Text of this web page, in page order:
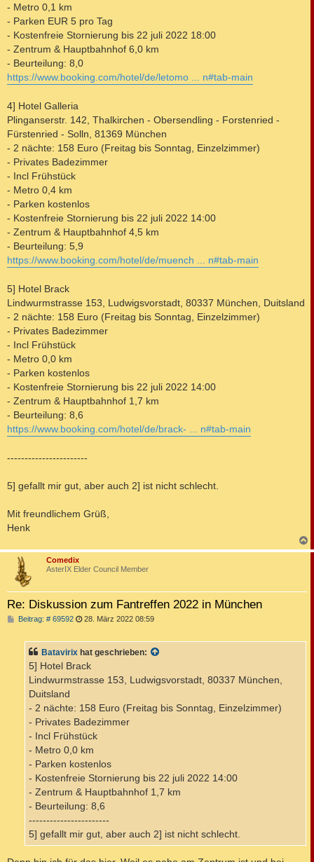
- Metro 0,1 km
- Parken EUR 5 pro Tag
- Kostenfreie Stornierung bis 22 juli 2022 18:00
- Zentrum & Hauptbahnhof 6,0 km
- Beurteilung: 8,0
https://www.booking.com/hotel/de/letomo ... n#tab-main
4] Hotel Galleria
Plinganserstr. 142, Thalkirchen - Obersendling - Forstenried -
Fürstenried - Solln, 81369 München
- 2 nächte: 158 Euro (Freitag bis Sonntag, Einzelzimmer)
- Privates Badezimmer
- Incl Frühstück
- Metro 0,4 km
- Parken kostenlos
- Kostenfreie Stornierung bis 22 juli 2022 14:00
- Zentrum & Hauptbahnhof 4,5 km
- Beurteilung: 5,9
https://www.booking.com/hotel/de/muench ... n#tab-main
5] Hotel Brack
Lindwurmstrasse 153, Ludwigsvorstadt, 80337 München, Duitsland
- 2 nächte: 158 Euro (Freitag bis Sonntag, Einzelzimmer)
- Privates Badezimmer
- Incl Frühstück
- Metro 0,0 km
- Parken kostenlos
- Kostenfreie Stornierung bis 22 juli 2022 14:00
- Zentrum & Hauptbahnhof 1,7 km
- Beurteilung: 8,6
https://www.booking.com/hotel/de/brack- ... n#tab-main
-----------------------
5] gefallt mir gut, aber auch 2] ist nicht schlecht.
Mit freundlichem Grüß,
Henk
a
Comedix
AsterIX Elder Council Member
Re: Diskussion zum Fantreffen 2022 in München
Beitrag: # 69592B
r
a
28. März 2022 08:59
Batavirix hat geschrieben:
5] Hotel Brack
Lindwurmstrasse 153, Ludwigsvorstadt, 80337 München,
Duitsland
- 2 nächte: 158 Euro (Freitag bis Sonntag, Einzelzimmer)
- Privates Badezimmer
- Incl Frühstück
- Metro 0,0 km
- Parken kostenlos
- Kostenfreie Stornierung bis 22 juli 2022 14:00
- Zentrum & Hauptbahnhof 1,7 km
- Beurteilung: 8,6
-----------------------
5] gefallt mir gut, aber auch 2] ist nicht schlecht.